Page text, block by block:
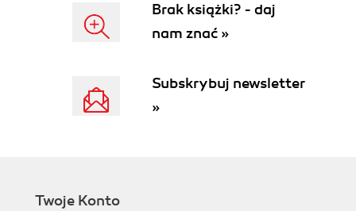
Brak książki? - daj
nam znać »
Subskrybuj newsletter
»
Twoje Konto